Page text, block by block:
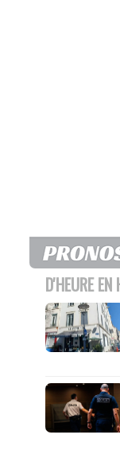
D'HEURE EN